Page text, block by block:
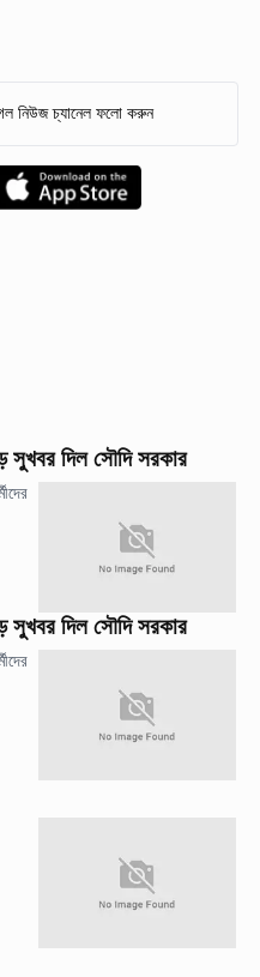
নিউজ চ্যানেল ফলো করুন
সুখবর দিল সৌদি সরকার
সুখবর দিল সৌদি সরকার